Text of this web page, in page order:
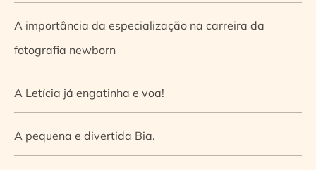
A importância da especialização na carreira da
fotografia newborn
A Letícia já engatinha e voa!
A pequena e divertida Bia.